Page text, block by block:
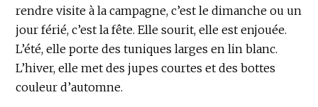
rendre visite à la campagne, c’est le dimanche ou un
jour férié, c’est la fête. Elle sourit, elle est enjouée.
L’été, elle porte des tuniques larges en lin blanc.
L’hiver, elle met des jupes courtes et des bottes
couleur d’automne.